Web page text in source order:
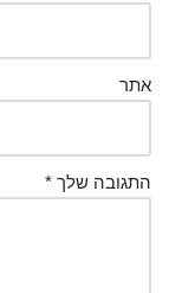
אתר
התגובה שלך *